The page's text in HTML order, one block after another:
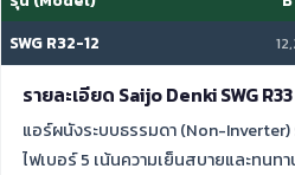
SWG R32-12
รายละเอียด Saijo Denki SWG R33
แอร์ผนังระบบธรรมดา (Non-
ไฟเบอร์ 5 เน้นความเย็นสบายและทน